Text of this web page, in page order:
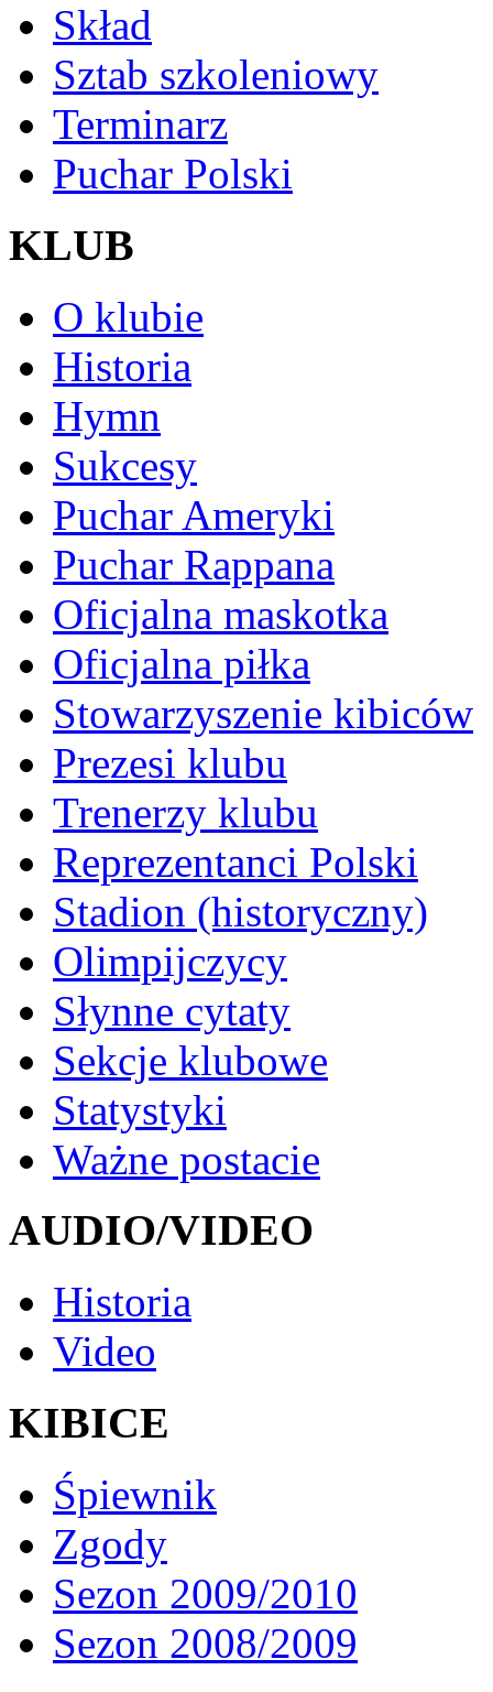
Skład
Sztab szkoleniowy
Terminarz
Puchar Polski
KLUB
O klubie
Historia
Hymn
Sukcesy
Puchar Ameryki
Puchar Rappana
Oficjalna maskotka
Oficjalna piłka
Stowarzyszenie kibiców
Prezesi klubu
Trenerzy klubu
Reprezentanci Polski
Stadion (historyczny)
Olimpijczycy
Słynne cytaty
Sekcje klubowe
Statystyki
Ważne postacie
AUDIO/VIDEO
Historia
Video
KIBICE
Śpiewnik
Zgody
Sezon 2009/2010
Sezon 2008/2009